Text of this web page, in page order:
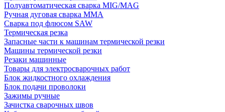
Полуавтоматическая сварка MIG/MAG
Ручная дуговая сварка MMA
Сварка под флюсом SAW
Термическая резка
Запасные части к машинам термической резки
Машины термической резки
Резаки машинные
Товары для электросварочных работ
Блок жидкостного охлаждения
Блок подачи проволоки
Зажимы ручные
Зачистка сварочных швов